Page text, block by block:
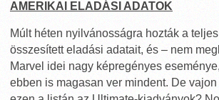
AMERIKAI ELADÁSI ADATOK
Múlt héten nyilvánosságra hozták a
összesített eladási adatait, és – nem
Marvel idei nagy képregényes
ebben is magasan ver mindent. De